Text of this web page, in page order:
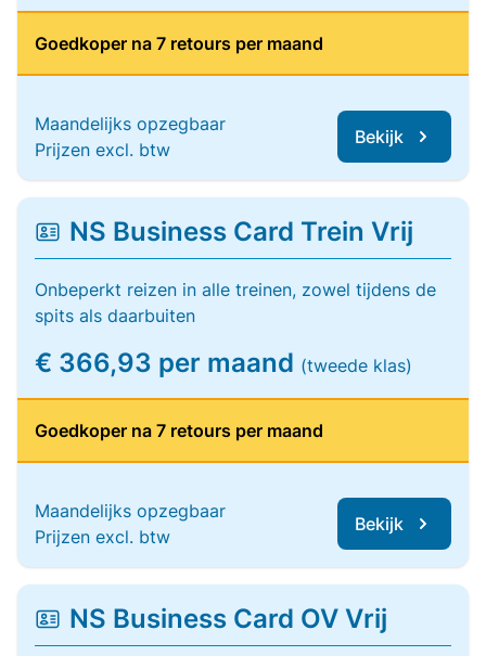
Goedkoper na 7 retours per maand
Maandelijks opzegbaar
Prijzen excl. btw
Bekijk
NS Business Card Trein Vrij
Onbeperkt reizen in alle treinen, zowel tijdens de
spits als daarbuiten
€ 366,93 per maand (tweede klas)
Goedkoper na 7 retours per maand
Maandelijks opzegbaar
Prijzen excl. btw
Bekijk
NS Business Card OV Vrij